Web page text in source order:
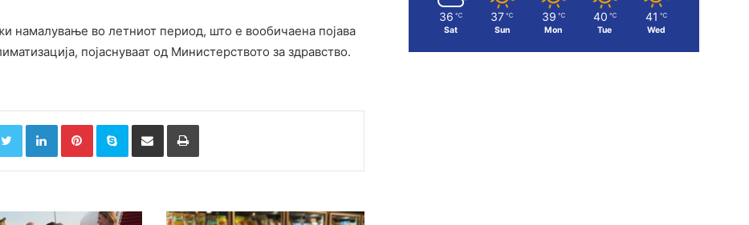
намалување во летниот период, што е вообичаена појава
појаснуваат од Министерството за здравство.
TwitterLinkedInPinterestSkype Сподели преку Е-маил Испринтај
36 ℃
Sat
37 ℃
Sun
39 ℃
Mon
40 ℃
Tue
41 ℃
Wed